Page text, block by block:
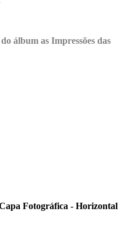
álbum as Impressões das
Fotográfica - Horizontal